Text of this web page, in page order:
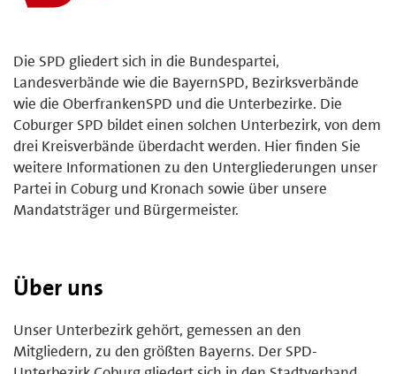
Die SPD gliedert sich in die Bundespartei,
Landesverbände wie die BayernSPD, Bezirksverbände
wie die OberfrankenSPD und die Unterbezirke. Die
Coburger SPD bildet einen solchen Unterbezirk, von dem
drei Kreisverbände überdacht werden. Hier finden Sie
weitere Informationen zu den Untergliederungen unser
Partei in Coburg und Kronach sowie über unsere
Mandatsträger und Bürgermeister.
Über uns
Unser Unterbezirk gehört, gemessen an den
Mitgliedern, zu den größten Bayerns. Der SPD-